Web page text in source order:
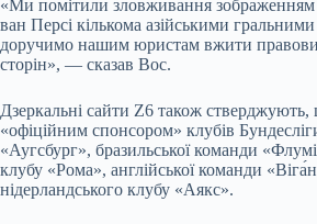
«Ми помітили зловживання зображенням
ван Персі кількома азійськими
доручимо нашим юристам вжити
сторін», — сказав Вос.
Дзеркальні сайти Z6 також
«офіційним спонсором» клубів
«Аугсбург», бразильської команди
клубу «Рома», англійської команди
нідерландського клубу «Аякс».